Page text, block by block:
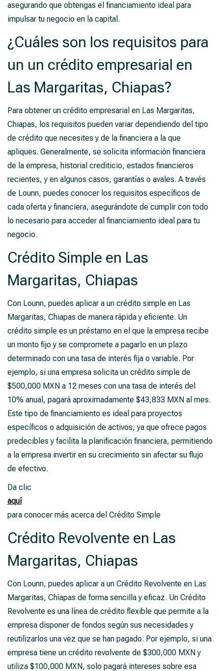
asegurando que obtengas el financiamiento ideal para
impulsar tu negocio en la capital.
¿Cuáles son los requisitos para
un un crédito empresarial en
Las Margaritas, Chiapas?
Para obtener un crédito empresarial en Las Margaritas,
Chiapas, los requisitos pueden variar dependiendo del tipo
de crédito que necesites y de la financiera a la que
apliques. Generalmente, se solicita información financiera
de la empresa, historial crediticio, estados financieros
recientes, y en algunos casos, garantías o avales. A través
de Lounn, puedes conocer los requisitos específicos de
cada oferta y financiera, asegurándote de cumplir con todo
lo necesario para acceder al financiamiento ideal para tu
negocio.
Crédito Simple en Las
Margaritas, Chiapas
Con Lounn, puedes aplicar a un crédito simple en Las
Margaritas, Chiapas de manera rápida y eficiente. Un
crédito simple es un préstamo en el que la empresa recibe
un monto fijo y se compromete a pagarlo en un plazo
determinado con una tasa de interés fija o variable. Por
ejemplo, si una empresa solicita un crédito simple de
$500,000 MXN a 12 meses con una tasa de interés del
10% anual, pagará aproximadamente $43,833 MXN al mes.
Este tipo de financiamiento es ideal para proyectos
específicos o adquisición de activos, ya que ofrece pagos
predecibles y facilita la planificación financiera, permitiendo
a la empresa invertir en su crecimiento sin afectar su flujo
de efectivo.
Da clic
aquí
para conocer más acerca del Crédito Simple
Crédito Revolvente en Las
Margaritas, Chiapas
Con Lounn, puedes aplicar a un Crédito Revolvente en Las
Margaritas, Chiapas de forma sencilla y eficaz. Un Crédito
Revolvente es una línea de crédito flexible que permite a la
empresa disponer de fondos según sus necesidades y
reutilizarlos una vez que se han pagado. Por ejemplo, si una
empresa tiene un crédito revolvente de $300,000 MXN y
utiliza $100,000 MXN, solo pagará intereses sobre esa